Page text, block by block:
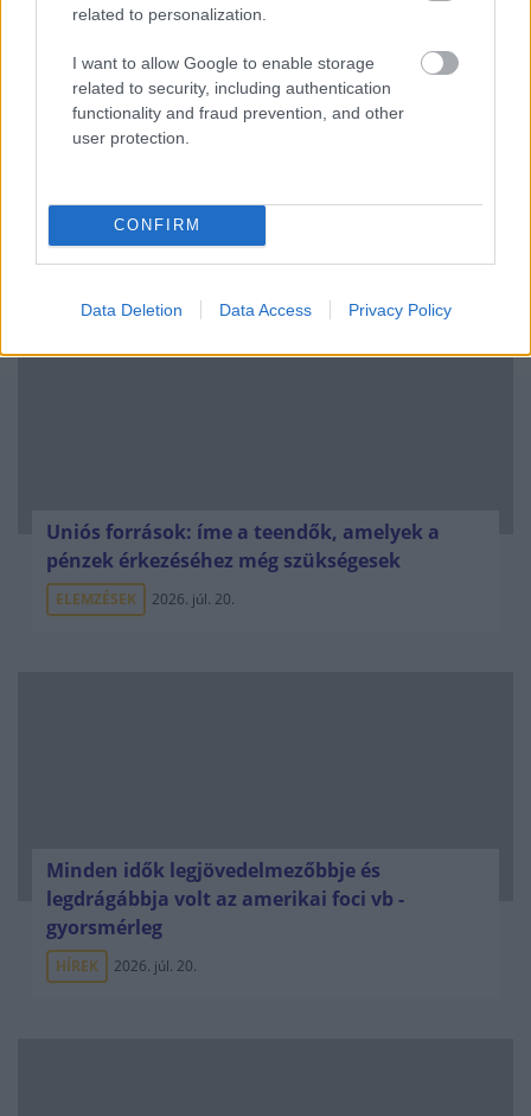
related to personalization.
I want to allow Google to enable storage
related to security, including authentication
functionality and fraud prevention, and other
user protection.
CONFIRM
Data Deletion Data Access Privacy Policy
ELEMZÉSEK 2026. júl. 21.
Uniós források: íme a teendők, amelyek a
pénzek érkezéséhez még szükségesek
ELEMZÉSEK 2026. júl. 20.
Minden idők legjövedelmezőbbje és
legdrágábbja volt az amerikai foci vb -
gyorsmérleg
HÍREK 2026. júl. 20.